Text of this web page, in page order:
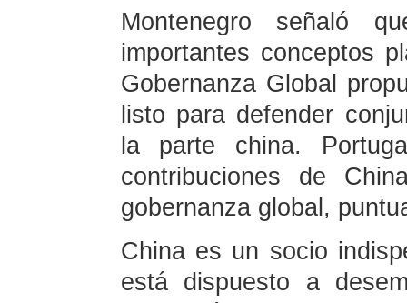
Montenegro señaló
importantes conceptos
Gobernanza Global
listo para defender
la parte china.
contribuciones de
gobernanza global,
China es un socio
está dispuesto a